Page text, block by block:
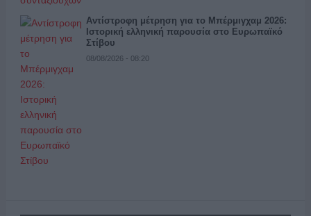
Αντίστροφη μέτρηση για το Μπέρμιγχαμ 2026:
Ιστορική ελληνική παρουσία στο Ευρωπαϊκό
Στίβου
08/08/2026 - 08:20